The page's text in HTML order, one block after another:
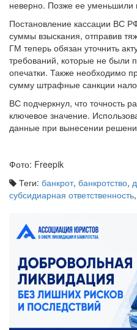
Постановление кассации ВС
суммы взыскания, отправив
ГМ теперь обязан уточнить
требований, которые не были
опечатки. Также необходимо
сумму штрафные санкции
ВС подчеркнул, что точность
ключевое значение.
данные при вынесении
Теги:банкрот
субсидиарная ответственность